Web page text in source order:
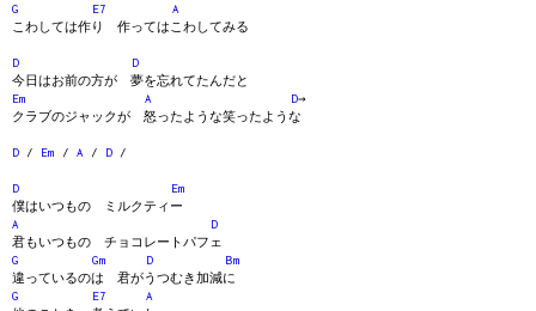
G
E7
A
こわしては作り 作ってはこわしてみる
D
D
今日はお前の方が 夢を忘れてたんだと
Em
A D→
クラブのジャックが 怒ったような笑ったような
D / Em / A / D /
D
Em
僕はいつもの ミルクティー
A
D
君もいつもの チョコレートパフェ
G
Gm D
Bm
違っているのは 君がうつむき加減に
G
E7
A